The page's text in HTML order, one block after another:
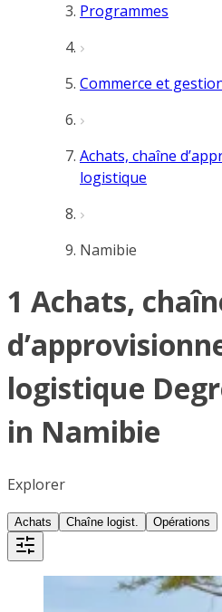
Programmes
Commerce et
Achats, chaîne
logistique
Namibie
1 Achats,
logistique
in Namibie
Explorer
Achats Chaîne logist. Opérations